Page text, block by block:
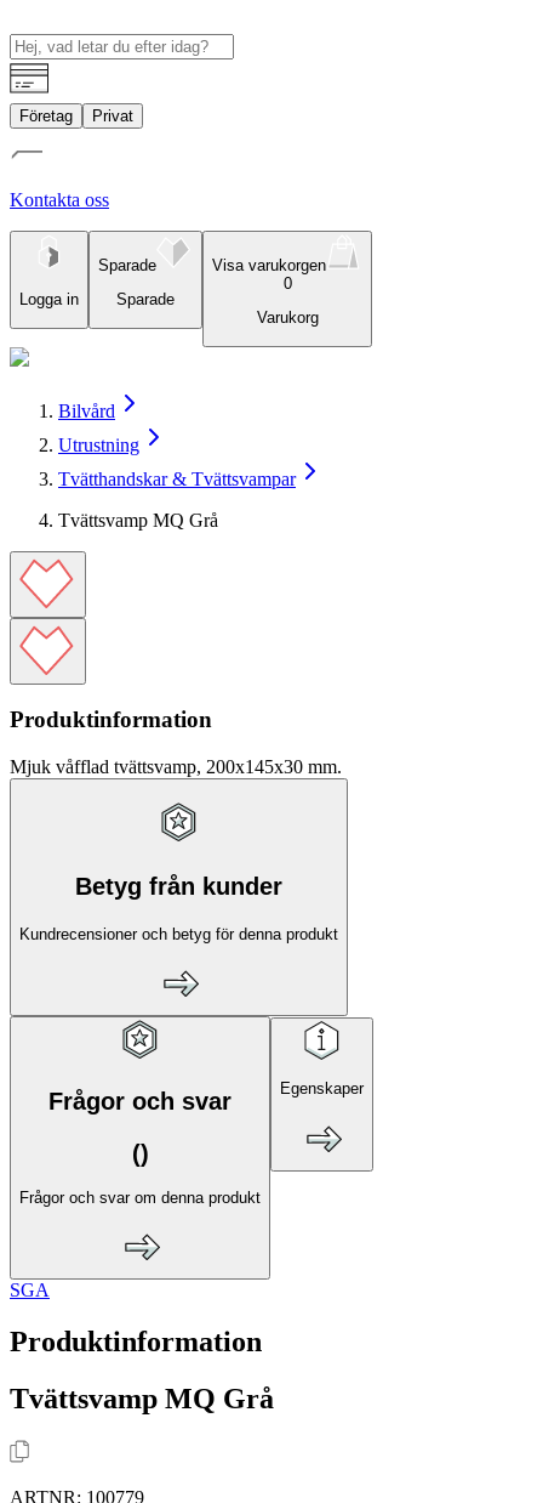
Företag Privat
Kontakta oss
Logga in
Sparade
Sparade
Visa varukorgen
0
Varukorg
Bilvård
Utrustning
Tvätthandskar & Tvättsvampar
Tvättsvamp MQ Grå
Produktinformation
Mjuk våfflad tvättsvamp, 200x145x30 mm.
Betyg från kunder
Kundrecensioner och betyg för denna produkt
Frågor och svar
()
Frågor och svar om denna produkt
Egenskaper
SGA
Produktinformation
Tvättsvamp MQ Grå
ARTNR: 100779